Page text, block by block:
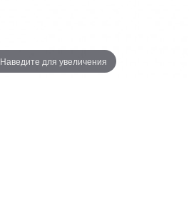
Наведите для увеличения